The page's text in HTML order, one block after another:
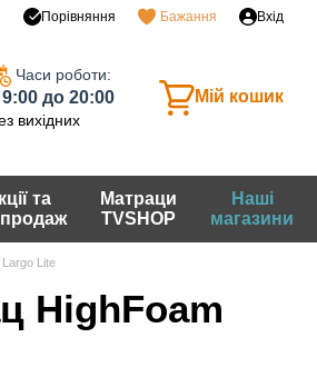
Порівняння Бажання Вхід
Часи роботи:
9:00 до 20:00
вихідних
Мій кошик
та
Матраци
TVSHOP
Наші
магазини
Lite
HighFoam